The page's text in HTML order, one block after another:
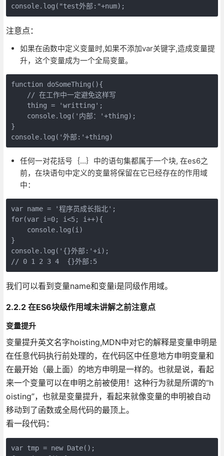
console.log("test外部:"+num);
注意点：
如果在函数中定义变量时,如果不添加var关键字,造成变量提
升，这个变量成为一个全局变量。
function doSomeThing(){
    // 在工作中一定避免这样写
    thing = 'writting';
    console.log('内部：'+thing);
}
console.log('外部:'+thing)
任何一对花括号｛...｝中的语句集都属于一个块, 在es6之
前，在块语句中定义的变量将保留在它已经存在的作用域
中：
var name = '程序员成长指北';
for(var i=0; i<5; i++){
    console.log(i)
}
console.log('{}外部:'+i);
// 0 1 2 3 4  {}外部:5
我们可以看到变量name和变量i是同级作用域。
2.2.2 在ES6块级作用域未讲解之前注意点
变量提升
变量提升英文名字hoisting,MDN中对它的解释是变量申明是
在任意代码执行前处理的，在代码区中任意地方申明变量和
在最开始（最上面）的地方申明是一样的。也就是说，看起
来一个变量可以在申明之前被使用！这种行为就是所谓的“h
oisting”，也就是变量提升，看起来就像变量的申明被自动
移动到了函数或全局代码的最顶上。
看一段代码：
var tmp = new Date();